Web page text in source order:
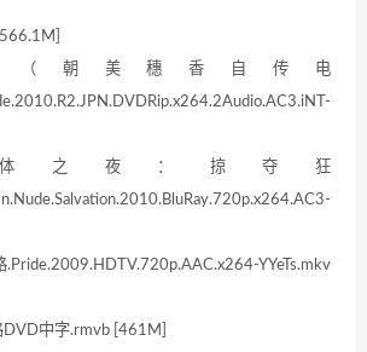
（朝美穗香自传电
之夜：掠夺狂
YYeTs.mkv
中字.rmvb [461M]